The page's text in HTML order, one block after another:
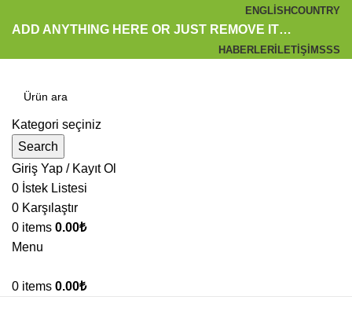
ENGLISHCOUNTRY
ADD ANYTHING HERE OR JUST REMOVE IT…
HABERLER İLETIŞIMSSS
Kategori seçiniz
Search
Giriş Yap / Kayıt Ol
0 İstek Listesi
0 Karşılaştır
0 items 0.00₺
Menu
0 items 0.00₺